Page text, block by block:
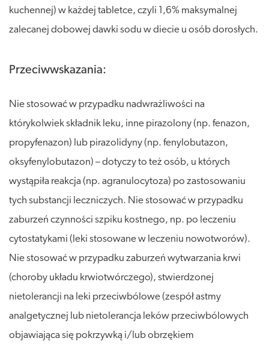
kuchennej) w każdej tabletce, czyli 1,6% maksymalnej
zalecanej dobowej dawki sodu w diecie u osób dorosłych.
Przeciwwskazania:
Nie stosować w przypadku nadwrażliwości na
którykolwiek składnik leku, inne pirazolony (np. fenazon,
propyfenazon) lub pirazolidyny (np. fenylobutazon,
oksyfenylobutazon) – dotyczy to też osób, u których
wystąpiła reakcja (np. agranulocytoza) po zastosowaniu
tych substancji leczniczych. Nie stosować w przypadku
zaburzeń czynności szpiku kostnego, np. po leczeniu
cytostatykami (leki stosowane w leczeniu nowotworów).
Nie stosować w przypadku zaburzeń wytwarzania krwi
(choroby układu krwiotwórczego), stwierdzonej
nietolerancji na leki przeciwbólowe (zespół astmy
analgetycznej lub nietolerancja leków przeciwbólowych
objawiająca się pokrzywką i/lub obrzękiem